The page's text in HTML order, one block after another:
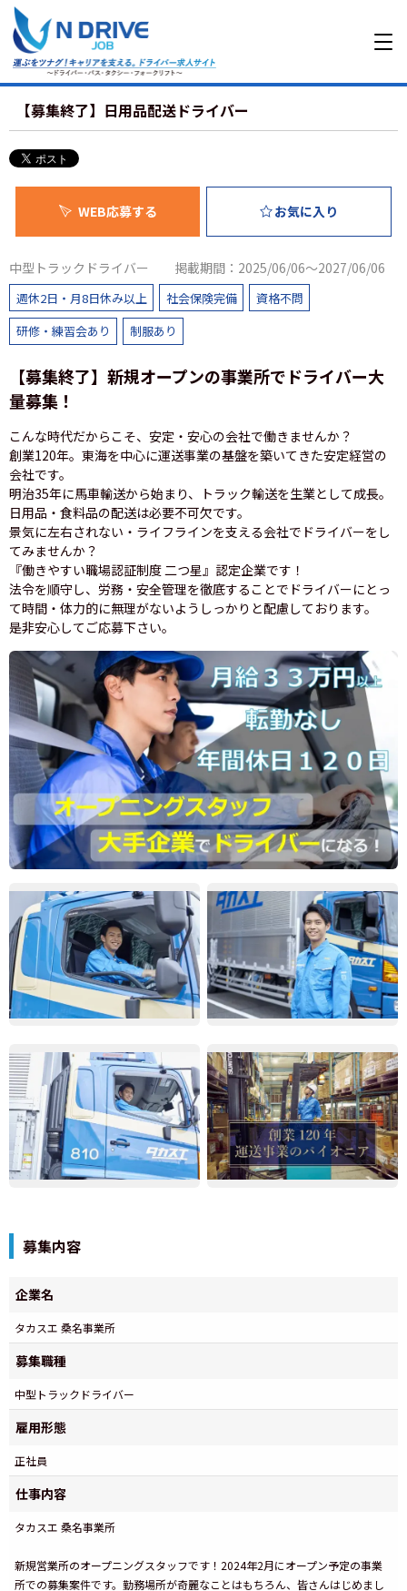
【募集終了】日用品配送ドライバー
WEB応募する お気に入り
中型トラックドライバー 掲載期間：2025/06/06～2027/06/06
週休2日・月8日休み以上 社会保険完備
資格不問
研修・練習会あり
制服あり
【募集終了】新規オープンの事業所でドライバー大
量募集！
こんな時代だからこそ、安定・安心の会社で働きませんか？
創業120年。東海を中心に運送事業の基盤を築いてきた安定経営の
会社です。
明治35年に馬車輸送から始まり、トラック輸送を生業として成長。
日用品・食料品の配送は必要不可欠です。
景気に左右されない・ライフラインを支える会社でドライバーをし
てみませんか？
『働きやすい職場認証制度 二つ星』認定企業です！
法令を順守し、労務・安全管理を徹底することでドライバーにとっ
て時間・体力的に無理がないようしっかりと配慮しております。
是非安心してご応募下さい。
募集内容
企業名
タカスエ 桑名事業所
募集職種
中型トラックドライバー
雇用形態
正社員
仕事内容
タカスエ 桑名事業所
新規営業所のオープニングスタッフです！2024年2月にオープン予定の事業
所での募集案件です。勤務場所が奇麗なことはもちろん、皆さんはじめまし